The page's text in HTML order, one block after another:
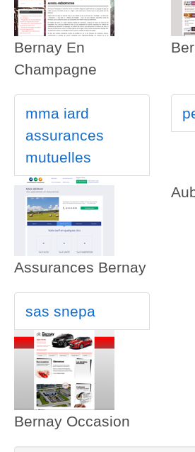
Bernay En
Champagne
mma iard
assurances
mutuelles
Assurances Bernay
sas snepa
Bernay Occasion